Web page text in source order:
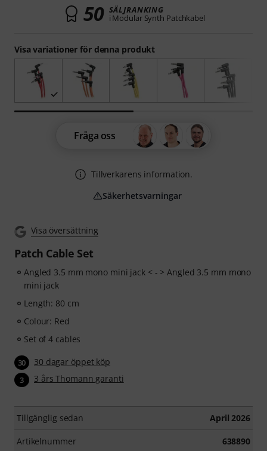
Visa översättning
Patch Cable Set
Angled 3.5 mm mono mini jack < - > Angled 3.5 mm mono
mini jack
Length: 80 cm
Colour: Red
Set of 4 cables
30 30 dagar öppet köp
3 3 års Thomann garanti
Tillgänglig sedan April 2026
Artikelnummer 638890
Visa variationer för denna produkt
50 SÄLJRANKING
i Modular Synth Patchkabel
Fråga oss
Tillverkarens information.
Säkerhetsvarningar